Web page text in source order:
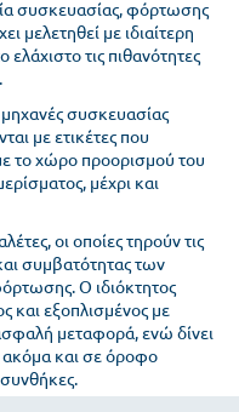
συσκευασίας, φόρτωσης
μελετηθεί με ιδιαίτερη
τις πιθανότητες
συσκευασίας
με ετικέτες που
το χώρο προορισμού του
μέχρι και
οι οποίες τηρούν τις
συμβατότητας των
Ο ιδιόκτητος
και εξοπλισμένος με
μεταφορά, ενώ δίνει
ακόμα και σε όροφο